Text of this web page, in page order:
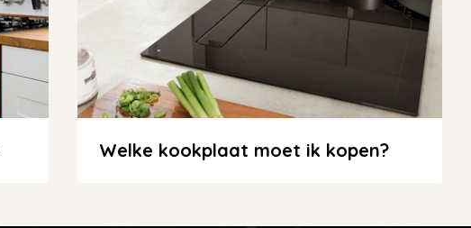
Welke kookplaat moet ik kopen?